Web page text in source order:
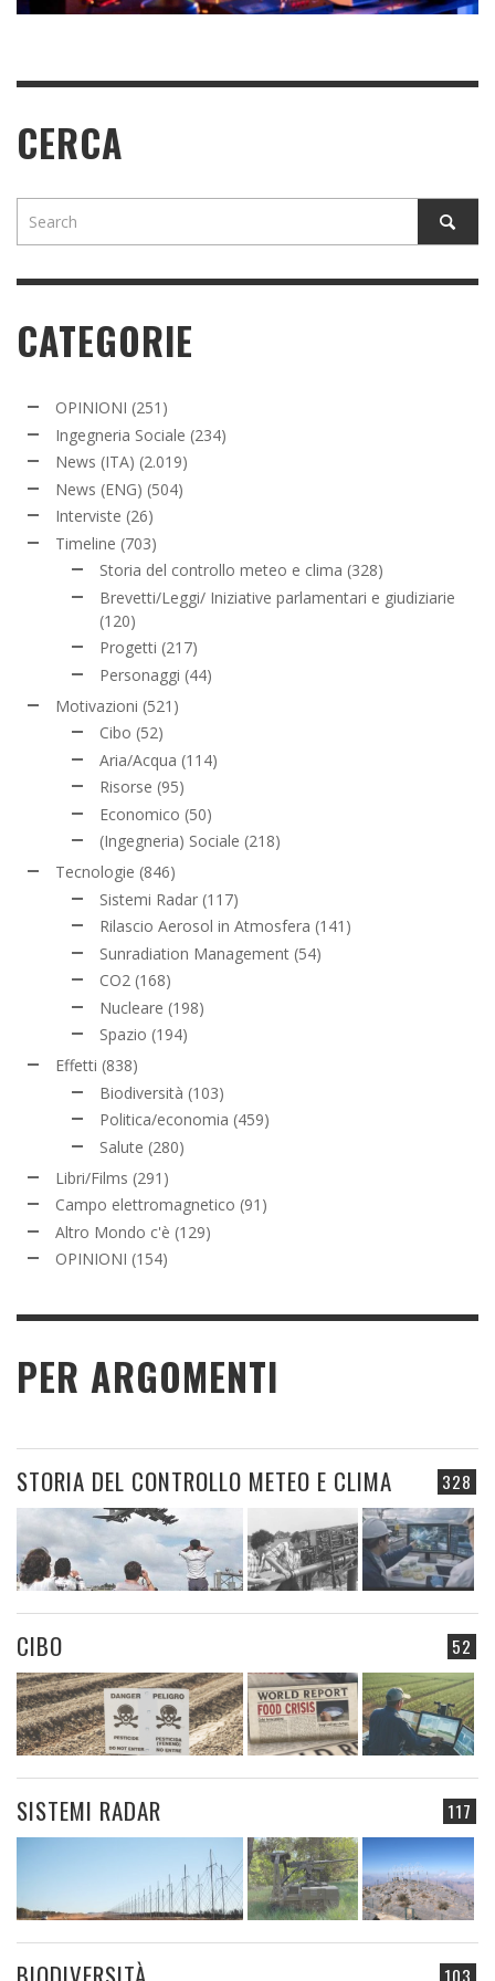
CERCA
CATEGORIE
OPINIONI (251)
Ingegneria Sociale (234)
News (ITA) (2.019)
News (ENG) (504)
Interviste (26)
Timeline (703)
Storia del controllo meteo e clima (328)
Brevetti/Leggi/ Iniziative parlamentari e giudiziarie
(120)
Progetti (217)
Personaggi (44)
Motivazioni (521)
Cibo (52)
Aria/Acqua (114)
Risorse (95)
Economico (50)
(Ingegneria) Sociale (218)
Tecnologie (846)
Sistemi Radar (117)
Rilascio Aerosol in Atmosfera (141)
Sunradiation Management (54)
CO2 (168)
Nucleare (198)
Spazio (194)
Effetti (838)
Biodiversità (103)
Politica/economia (459)
Salute (280)
Libri/Films (291)
Campo elettromagnetico (91)
Altro Mondo c'è (129)
OPINIONI (154)
PER ARGOMENTI
328
STORIA DEL CONTROLLO METEO E CLIMA
52
CIBO
117
SISTEMI RADAR
103